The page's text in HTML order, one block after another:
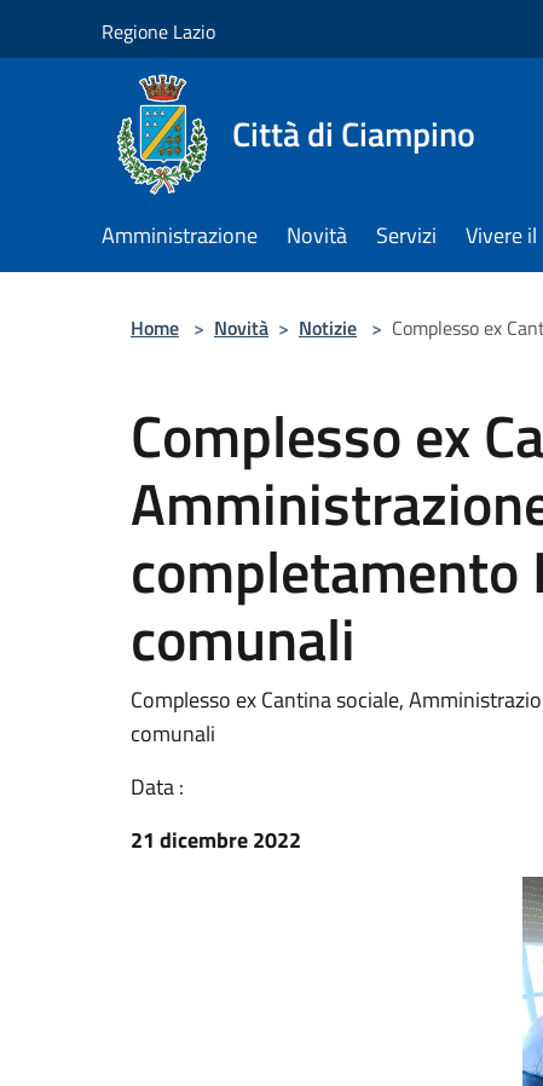
Regione Lazio
Città di Ciampino
Amministrazione Novità Servizi Vivere
Home > Novità > Notizie > Complesso ex
Complesso ex
completamento
comunali
Complesso ex Cantina sociale,
comunali
Data :
21 dicembre 2022